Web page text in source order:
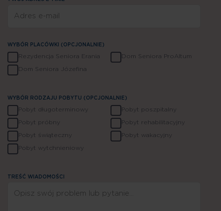
Jesteśmy do Twojej dyspozycji
WYBÓR PLACÓWKI (OPCJONALNIE)
Rezydencja Seniora Erania Dom Seniora ProAltum
Dom Seniora Józefina
WYBÓR RODZAJU POBYTU (OPCJONALNIE)
Pobyt długoterminowy Pobyt poszpitalny
Pobyt próbny Pobyt rehabilitacyjny
Pobyt świąteczny Pobyt wakacyjny
Pobyt wytchnieniowy
TREŚĆ WIADOMOŚCI